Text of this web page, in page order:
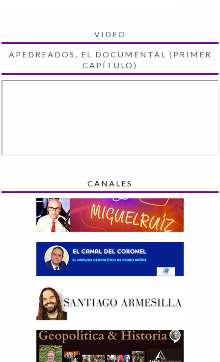
VIDEO
APEDREADOS, EL DOCUMENTAL (PRIMER
CAPÍTULO)
CANALES